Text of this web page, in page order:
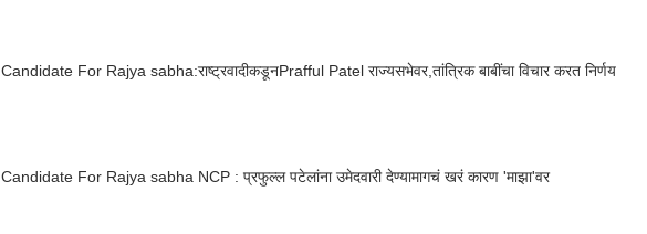
Candidate For Rajya sabha:राष्ट्रवादीकडूनPrafful Patel राज्यसभेवर,तांत्रिक बाबींचा विचार करत निर्णय
Candidate For Rajya sabha NCP : प्रफुल्ल पटेलांना उमेदवारी देण्यामागचं खरं कारण 'माझा'वर